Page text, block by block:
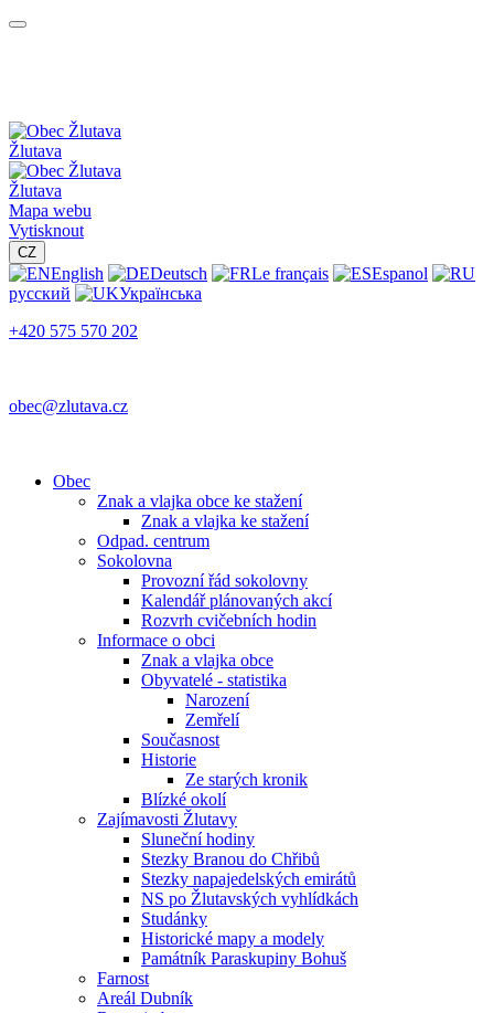
Žlutava
Žlutava
Mapa webu
Vytisknout
CZ
English Deutsch Le français
Espanol
русский
Українська
+420 575 570 202
obec@zlutava.cz
Obec
Znak a vlajka obce ke stažení
Znak a vlajka ke stažení
Odpad. centrum
Sokolovna
Provozní řád sokolovny
Kalendář plánovaných akcí
Rozvrh cvičebních hodin
Informace o obci
Znak a vlajka obce
Obyvatelé - statistika
Narození
Zemřelí
Současnost
Historie
Ze starých kronik
Blízké okolí
Zajímavosti Žlutavy
Sluneční hodiny
Stezky Branou do Chřibů
Stezky napajedelských emirátů
NS po Žlutavských vyhlídkách
Studánky
Historické mapy a modely
Památník Paraskupiny Bohuš
Farnost
Areál Dubník